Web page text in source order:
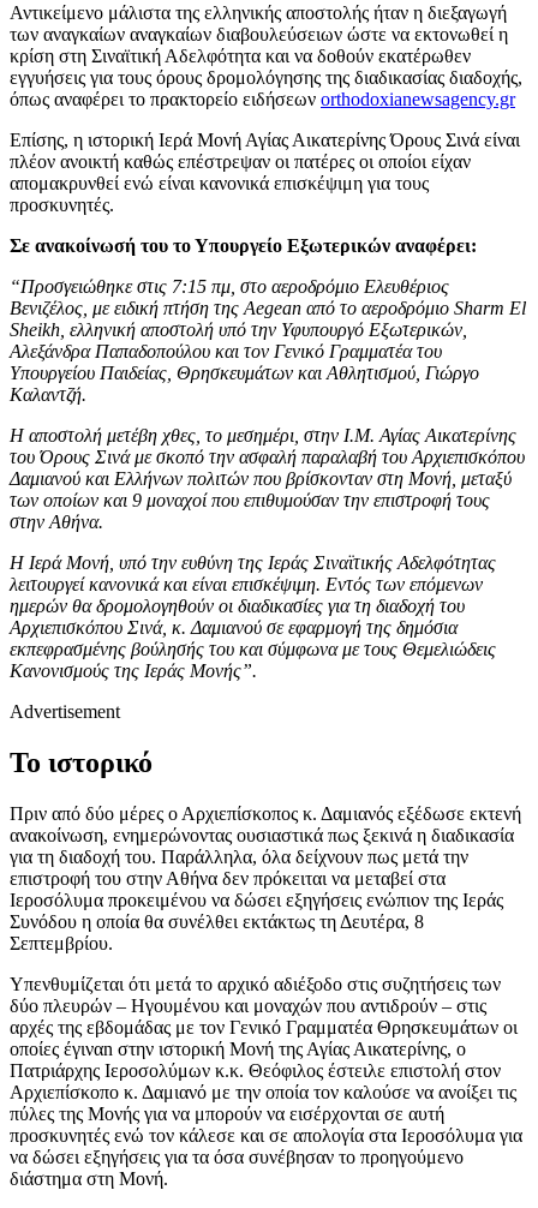
Αντικείμενο μάλιστα της ελληνικής αποστολής ήταν η διεξαγωγή
των αναγκαίων αναγκαίων διαβουλεύσειων ώστε να εκτονωθεί η
κρίση στη Σιναϊτική Αδελφότητα και να δοθούν εκατέρωθεν
εγγυήσεις για τους όρους δρομολόγησης της διαδικασίας διαδοχής,
όπως αναφέρει το πρακτορείο ειδήσεων orthodoxianewsagency.gr
Επίσης, η ιστορική Ιερά Μονή Αγίας Αικατερίνης Όρους Σινά είναι
πλέον ανοικτή καθώς επέστρεψαν οι πατέρες οι οποίοι είχαν
απομακρυνθεί ενώ είναι κανονικά επισκέψιμη για τους
προσκυνητές.
Σε ανακοίνωσή του το Υπουργείο Εξωτερικών αναφέρει:
“Προσγειώθηκε στις 7:15 πμ, στο αεροδρόμιο Ελευθέριος
Βενιζέλος, με ειδική πτήση της Aegean από το αεροδρόμιο Sharm El
Sheikh, ελληνική αποστολή υπό την Υφυπουργό Εξωτερικών,
Αλεξάνδρα Παπαδοπούλου και τον Γενικό Γραμματέα του
Υπουργείου Παιδείας, Θρησκευμάτων και Αθλητισμού, Γιώργο
Καλαντζή.
Η αποστολή μετέβη χθες, το μεσημέρι, στην Ι.Μ. Αγίας Αικατερίνης
του Όρους Σινά με σκοπό την ασφαλή παραλαβή του Αρχιεπισκόπου
Δαμιανού και Ελλήνων πολιτών που βρίσκονταν στη Μονή, μεταξύ
των οποίων και 9 μοναχοί που επιθυμούσαν την επιστροφή τους
στην Αθήνα.
Η Ιερά Μονή, υπό την ευθύνη της Ιεράς Σιναϊτικής Αδελφότητας
λειτουργεί κανονικά και είναι επισκέψιμη. Εντός των επόμενων
ημερών θα δρομολογηθούν οι διαδικασίες για τη διαδοχή του
Αρχιεπισκόπου Σινά, κ. Δαμιανού σε εφαρμογή της δημόσια
εκπεφρασμένης βούλησής του και σύμφωνα με τους Θεμελιώδεις
Κανονισμούς της Ιεράς Μονής”.
Advertisement
Το ιστορικό
Πριν από δύο μέρες ο Αρχιεπίσκοπος κ. Δαμιανός εξέδωσε εκτενή
ανακοίνωση, ενημερώνοντας ουσιαστικά πως ξεκινά η διαδικασία
για τη διαδοχή του. Παράλληλα, όλα δείχνουν πως μετά την
επιστροφή του στην Αθήνα δεν πρόκειται να μεταβεί στα
Ιεροσόλυμα προκειμένου να δώσει εξηγήσεις ενώπιον της Ιεράς
Συνόδου η οποία θα συνέλθει εκτάκτως τη Δευτέρα, 8
Σεπτεμβρίου.
Υπενθυμίζεται ότι μετά το αρχικό αδιέξοδο στις συζητήσεις των
δύο πλευρών – Ηγουμένου και μοναχών που αντιδρούν – στις
αρχές της εβδομάδας με τον Γενικό Γραμματέα Θρησκευμάτων οι
οποίες έγιναn στην ιστορική Μονή της Αγίας Αικατερίνης, ο
Πατριάρχης Ιεροσολύμων κ.κ. Θεόφιλος έστειλε επιστολή στον
Αρχιεπίσκοπο κ. Δαμιανό με την οποία τον καλούσε να ανοίξει τις
πύλες της Μονής για να μπορούν να εισέρχονται σε αυτή
προσκυνητές ενώ τον κάλεσε και σε απολογία στα Ιεροσόλυμα για
να δώσει εξηγήσεις για τα όσα συνέβησαν το προηγούμενο
διάστημα στη Μονή.